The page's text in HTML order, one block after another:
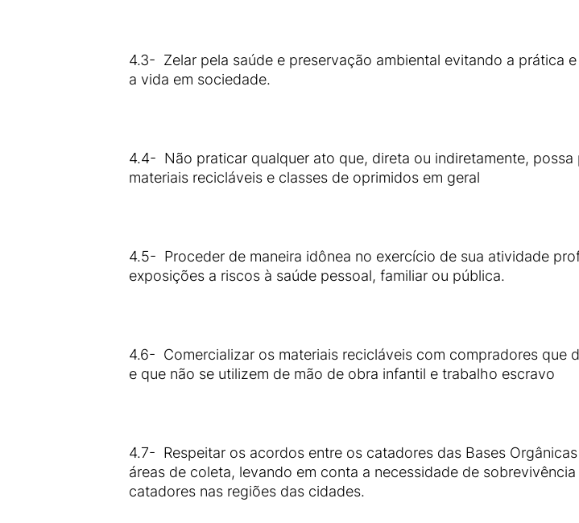
4.3- Zelar pela saúde e preservação ambiental evitando a prática
a vida em sociedade.
4.4- Não praticar qualquer ato que, direta ou indiretamente,
materiais recicláveis e classes de oprimidos em geral
4.5- Proceder de maneira idônea no exercício de sua atividade
exposições a riscos à saúde pessoal, familiar ou pública.
4.6- Comercializar os materiais recicláveis com compradores que
e que não se utilizem de mão de obra infantil e trabalho escravo
4.7- Respeitar os acordos entre os catadores das Bases
áreas de coleta, levando em conta a necessidade de
catadores nas regiões das cidades.